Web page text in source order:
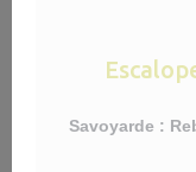
Savoyarde :